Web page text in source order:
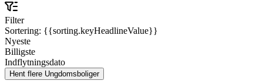
Filter
Sortering: {{sorting.keyHeadlineValue}}
Nyeste
Billigste
Indflytningsdato